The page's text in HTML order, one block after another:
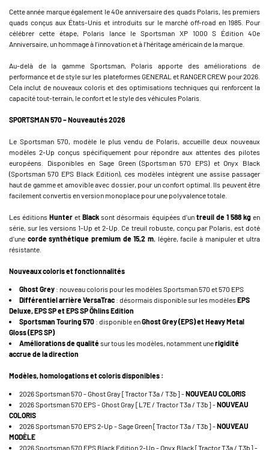
Cette année marque également le 40e anniversaire des quads Polaris, les premiers
quads conçus aux États-Unis et introduits sur le marché off-road en 1985. Pour
célébrer cette étape, Polaris lance le Sportsman XP 1000 S Édition 40e
Anniversaire, un hommage à l’innovation et à l’héritage américain de la marque.
Au-delà de la gamme Sportsman, Polaris apporte des améliorations de
performance et de style sur les plateformes GENERAL et RANGER CREW pour 2026.
Cela inclut de nouveaux coloris et des optimisations techniques qui renforcent la
capacité tout-terrain, le confort et le style des véhicules Polaris.
SPORTSMAN 570 – Nouveautés 2026
Le Sportsman 570, modèle le plus vendu de Polaris, accueille deux nouveaux
modèles 2-Up conçus spécifiquement pour répondre aux attentes des pilotes
européens. Disponibles en Sage Green (Sportsman 570 EPS) et Onyx Black
(Sportsman 570 EPS Black Edition), ces modèles intègrent une assise passager
haut de gamme et amovible avec dossier, pour un confort optimal. Ils peuvent être
facilement convertis en version monoplace pour une polyvalence totale.
Les éditionsHunter etBlack sont désormais équipées d’un treuil de 1 588 kg en
série, sur les versions 1-Up et 2-Up. Ce treuil robuste, conçu par Polaris, est doté
d’une corde synthétique premium de 15,2 m, légère, facile à manipuler et ultra
résistante.
Nouveaux coloris et fonctionnalités
Ghost Grey : nouveau coloris pour les modèles Sportsman 570 et 570 EPS
Différentiel arrière VersaTrac : désormais disponible sur les modèlesEPS
Deluxe, EPS SP et EPS SP Öhlins Edition
Sportsman Touring 570 : disponible enGhost Grey (EPS) et Heavy Metal
Gloss (EPS SP)
Améliorations de qualitésur tous les modèles, notamment unerigidité
accrue de la direction
Modèles, homologations et coloris disponibles :
2026 Sportsman 570 - Ghost Gray [Tractor T3a / T3b] -NOUVEAU COLORIS
2026 Sportsman 570 EPS - Ghost Gray [L7E / Tractor T3a / T3b] -NOUVEAU
COLORIS
2026 Sportsman 570 EPS 2-Up - Sage Green [Tractor T3a / T3b] -NOUVEAU
MODÈLE
2026 Sportsman 570 EPS Black Edition 2-Up - Onyx Black [Tractor T3a / T3b] -